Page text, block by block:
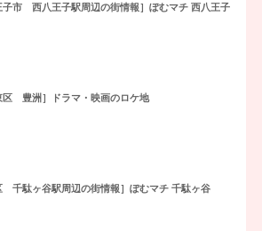
子市 西八王子駅周辺の街情報］ぽむマチ 西八王子
区 豊洲］ドラマ・映画のロケ地
千駄ヶ谷駅周辺の街情報］ぽむマチ 千駄ヶ谷